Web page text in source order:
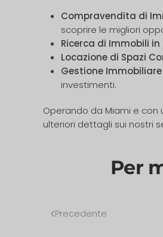
Compravendita di
scoprire le migliori
Ricerca di Immobili
Locazione di Spazi
Gestione
investimenti.
Operando da Miami e
ulteriori dettagli sui nostri
Per
Precedente